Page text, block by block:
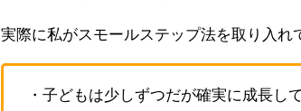
実際に私がスモールステップ法を取り入れ
・子どもは少しずつだが確実に成長し